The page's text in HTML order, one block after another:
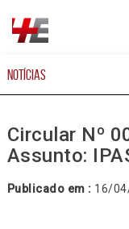
NOTÍCIAS
Circular Nº
Assunto:
Publicado em : 16/